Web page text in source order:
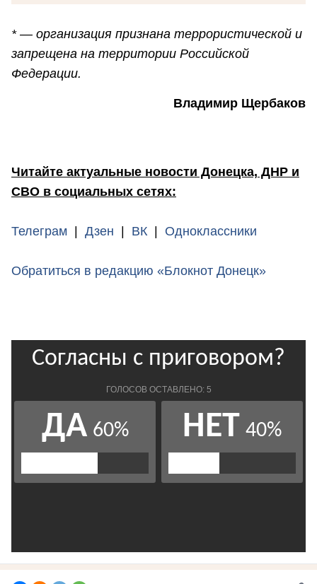
* — организация признана террористической и
запрещена на территории Российской
Федерации.
Владимир Щербаков
Читайте актуальные новости Донецка, ДНР и
СВО в социальных сетях:
Телеграм | Дзен | ВК | Одноклассники
Обратиться в редакцию «Блокнот Донецк»